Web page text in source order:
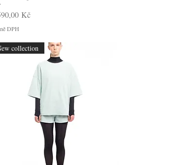
Kč
DPH
collection